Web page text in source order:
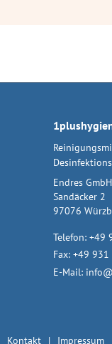
Endres
Sandäcker 2
97076
Telefon: +49
Fax: +49
E-Mail:
Kontakt Impressum